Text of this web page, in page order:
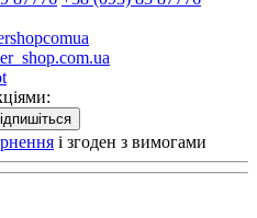
і згоден з вимогами